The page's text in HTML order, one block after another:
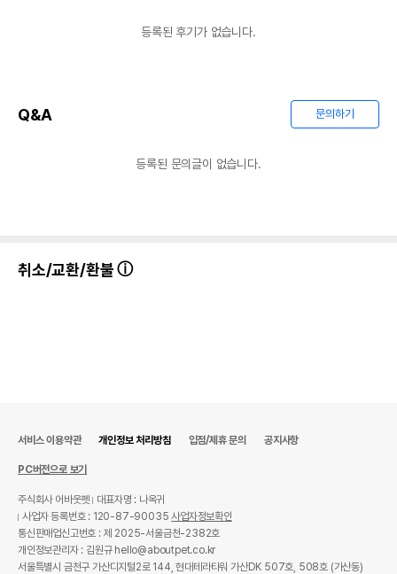
등록된 후기가 없습니다.
Q&A 문의하기
등록된 문의글이 없습니다.
취소/교환/환불
서비스 이용약관 개인정보 처리방침 입점/제휴 문의 공지사항
PC버전으로 보기
주식회사 어바웃펫
대표자명 : 나옥귀
사업자 등록번호 : 120-87-90035사업자정보확인
통신판매업신고번호 : 제 2025-서울금천-2382호
개인정보관리자 : 김원규 hello@aboutpet.co.kr
서울특별시 금천구 가산디지털2로 144, 현대테라타워 가산DK 507호, 508호 (가산동)